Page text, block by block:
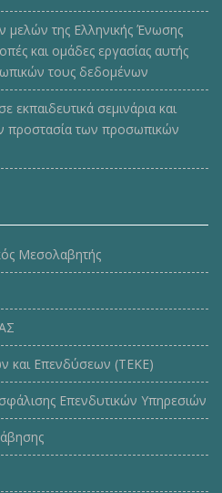
της Ελληνικής Ένωσης
και ομάδες εργασίας αυτής
τους δεδομένων
σεμινάρια και
προστασία των προσωπικών
Μεσολαβητής
και Επενδύσεων (ΤΕΚE)
Επενδυτικών Υπηρεσιών